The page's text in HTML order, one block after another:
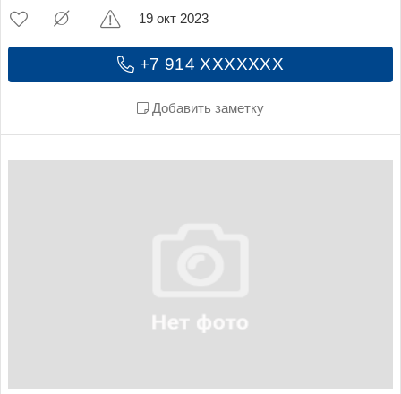
+7 914 XXXXXXX
Добавить заметку
19 окт 2023